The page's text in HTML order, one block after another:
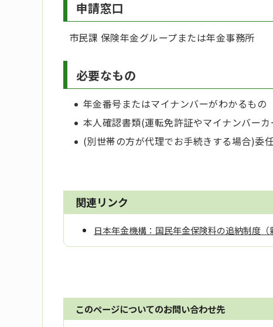
申請窓口
市民課 保険年金グループまたは年金事務所
必要なもの
年金番号またはマイナンバーがわかるもの
本人確認書類(運転免許証やマイナンバー
(別世帯の方が代理でお手続きする場合)委
関連リンク
日本年金機構：国民年金保険料の追納制度（
このページについてのお問い合わせ先